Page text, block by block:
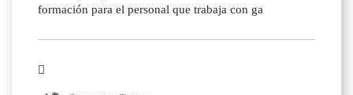
formación para el personal que trabaja con ga